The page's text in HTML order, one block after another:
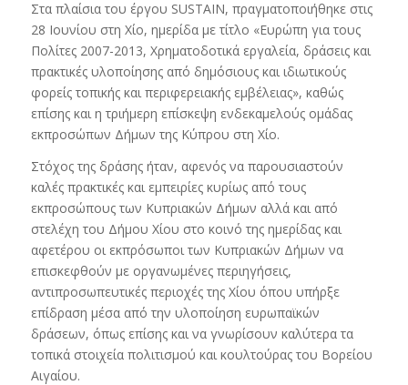
Στα πλαίσια του έργου SUSTAIN, πραγματοποιήθηκε στις
28 Ιουνίου στη Χίο, ημερίδα με τίτλο «Ευρώπη για τους
Πολίτες 2007-2013, Χρηματοδοτικά εργαλεία, δράσεις και
πρακτικές υλοποίησης από δημόσιους και ιδιωτικούς
φορείς τοπικής και περιφερειακής εμβέλειας», καθώς
επίσης και η τριήμερη επίσκεψη ενδεκαμελούς ομάδας
εκπροσώπων Δήμων της Κύπρου στη Χίο.
Στόχος της δράσης ήταν, αφενός να παρουσιαστούν
καλές πρακτικές και εμπειρίες κυρίως από τους
εκπροσώπους των Κυπριακών Δήμων αλλά και από
στελέχη του Δήμου Χίου στο κοινό της ημερίδας και
αφετέρου οι εκπρόσωποι των Κυπριακών Δήμων να
επισκεφθούν με οργανωμένες περιηγήσεις,
αντιπροσωπευτικές περιοχές της Χίου όπου υπήρξε
επίδραση μέσα από την υλοποίηση ευρωπαϊκών
δράσεων, όπως επίσης και να γνωρίσουν καλύτερα τα
τοπικά στοιχεία πολιτισμού και κουλτούρας του Βορείου
Αιγαίου.